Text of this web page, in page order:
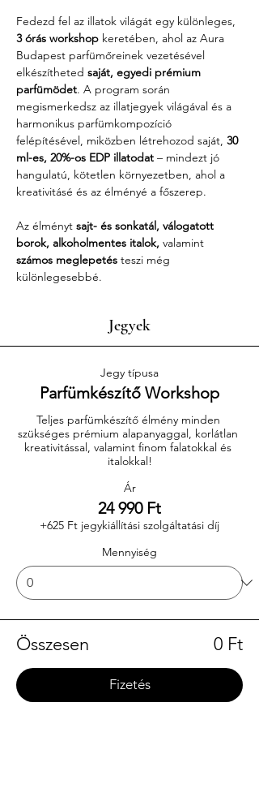
Fedezd fel az illatok világát egy különleges,
3 órás workshop keretében, ahol az Aura
Budapest parfümőreinek vezetésével
elkészítheted saját, egyedi prémium
parfümödet. A program során
megismerkedsz az illatjegyek világával és a
harmonikus parfümkompozíció
felépítésével, miközben létrehozod saját, 30
ml-es, 20%-os EDP illatodat – mindezt jó
hangulatú, kötetlen környezetben, ahol a
kreativitásé és az élményé a főszerep.
Az élményt sajt- és sonkatál, válogatott
borok, alkoholmentes italok, valamint
számos meglepetés teszi még
különlegesebbé.
Jegyek
Jegy típusa
Parfümkészítő Workshop
Teljes parfümkészítő élmény minden
szükséges prémium alapanyaggal, korlátlan
kreativitással, valamint finom falatokkal és
italokkal!
Ár
24 990 Ft
+625 Ft jegykiállítási szolgáltatási díj
Mennyiség
Összesen 0 Ft
Fizetés